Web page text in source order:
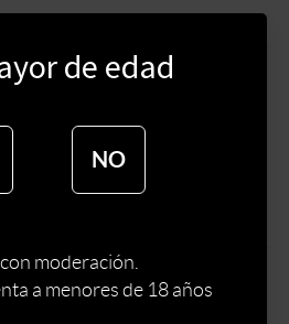
de edad
NO
moderación.
a menores de 18 años